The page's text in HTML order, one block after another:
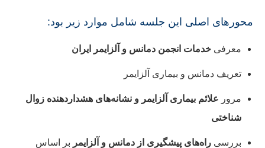
محورهای اصلی این جلسه شامل موارد زیر بود:
معرفی خدمات انجمن دمانس و آلزایمر ایران
تعریف دمانس و بیماری آلزایمر
مرور علائم بیماری آلزایمر و نشانه‌های هشداردهنده زوال
شناختی
بررسی راه‌های پیشگیری از دمانس و آلزایمر بر اساس